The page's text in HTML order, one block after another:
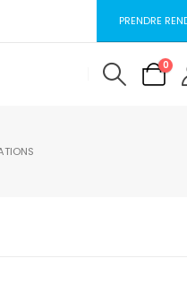
PRENDRE
0